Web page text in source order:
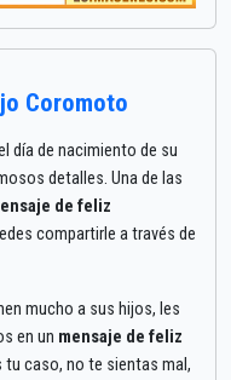
Coromoto
día de nacimiento de su
detalles. Una de las
de feliz
compartirle a través de
mucho a sus hijos, les
en un mensaje de feliz
tu caso, no te sientas mal,